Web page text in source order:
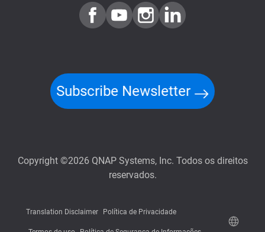
Subscribe Newsletter
Copyright ©2026 QNAP Systems, Inc. Todos os direitos
reservados.
Translation Disclaimer Política de Privacidade